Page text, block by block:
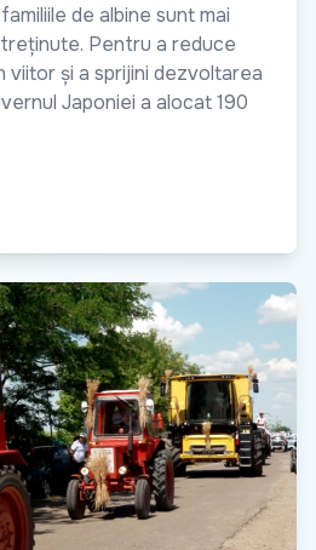
de albine sunt mai
Pentru a reduce
viitor și a sprijini dezvoltarea
Japoniei a alocat 190